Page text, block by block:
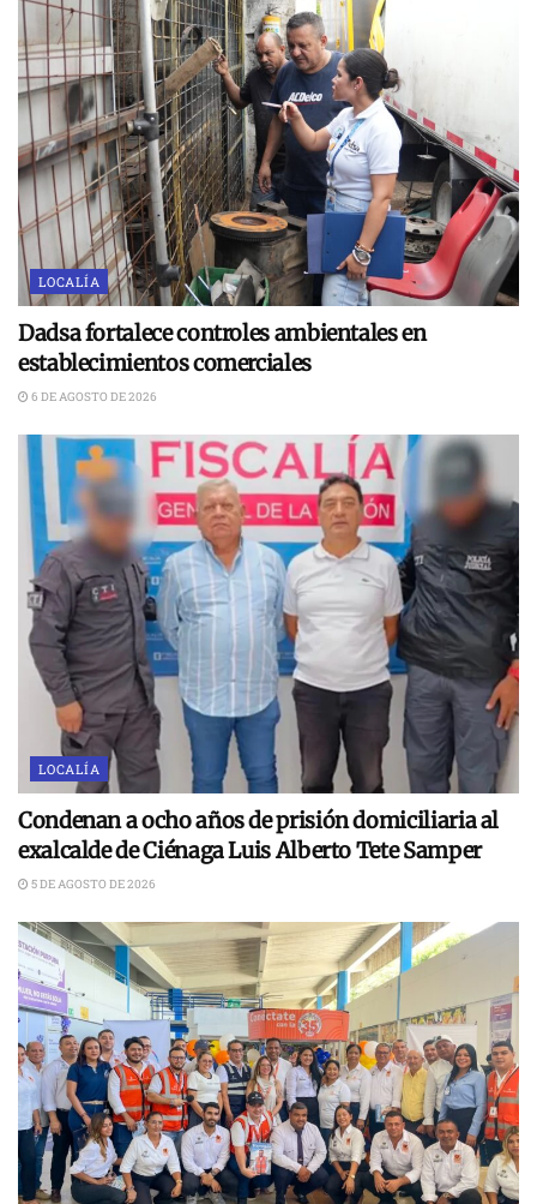
LOCALÍA
Dadsa fortalece controles ambientales en
establecimientos comerciales
6 DE AGOSTO DE 2026
LOCALÍA
Condenan a ocho años de prisión domiciliaria al
exalcalde de Ciénaga Luis Alberto Tete Samper
5 DE AGOSTO DE 2026